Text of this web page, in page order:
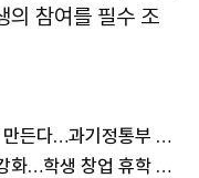
의 참여를 필수 조
카카오, 'AI 에이전트 마켓플레이스' 만든다…과기정통부 개발 사업 수주
과기정통부, 4대 과기원 창업 지원 강화…학생 창업 휴학 제한 폐지